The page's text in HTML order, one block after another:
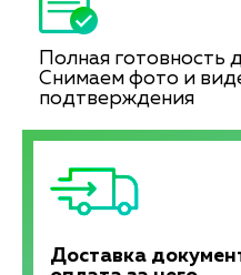
Полная готовность
Снимаем фото и
подтверждения
Доставка